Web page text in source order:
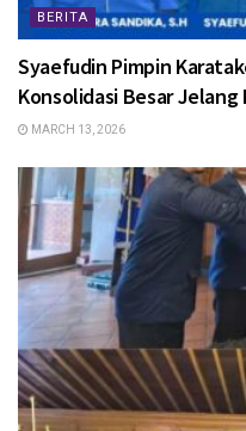
BERITA
Syaefudin Pimpin
Konsolidasi Besar Jelang
MARCH 13, 2026